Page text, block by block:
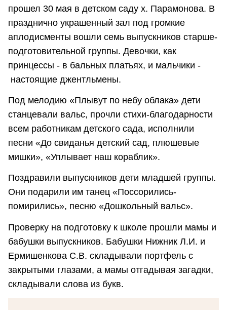
прошел 30 мая в детском саду х. Парамонова. В
празднично украшенный зал под громкие
аплодисменты вошли семь выпускников старше-
подготовительной группы. Девочки, как
принцессы - в бальных платьях, и мальчики -
настоящие джентльмены.
Под мелодию «Плывут по небу облака» дети
станцевали вальс, прочли стихи-благодарности
всем работникам детского сада, исполнили
песни «До свиданья детский сад, плюшевые
мишки», «Уплывает наш кораблик».
Поздравили выпускников дети младшей группы.
Они подарили им танец «Поссорились-
помирились», песню «Дошкольный вальс».
Проверку на подготовку к школе прошли мамы и
бабушки выпускников. Бабушки Нижник Л.И. и
Ермишенкова С.В. складывали портфель с
закрытыми глазами, а мамы отгадывая загадки,
складывали слова из букв.